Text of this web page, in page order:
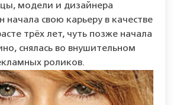
модели и дизайнера
свою карьеру в качестве
трёх лет, чуть позже начала
снялась во внушительном
роликов.